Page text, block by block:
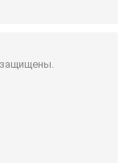
защищены.